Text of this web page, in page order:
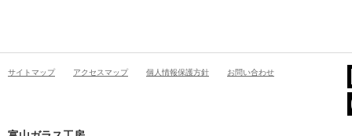
サイトマップ アクセスマップ 個人情報保護方針 お問い合わせ